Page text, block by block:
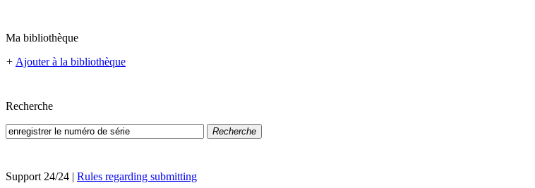
Ma bibliothèque
+ Ajouter à la bibliothèque
Recherche
Recherche
Support 24/24 | Rules regarding submitting